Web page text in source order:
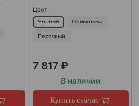
Цвет
Черный Оливковый
Песочный
7 817 ₽
В наличии
Купить сейчас